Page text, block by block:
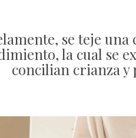
se teje
la cual se
concilian crianza y